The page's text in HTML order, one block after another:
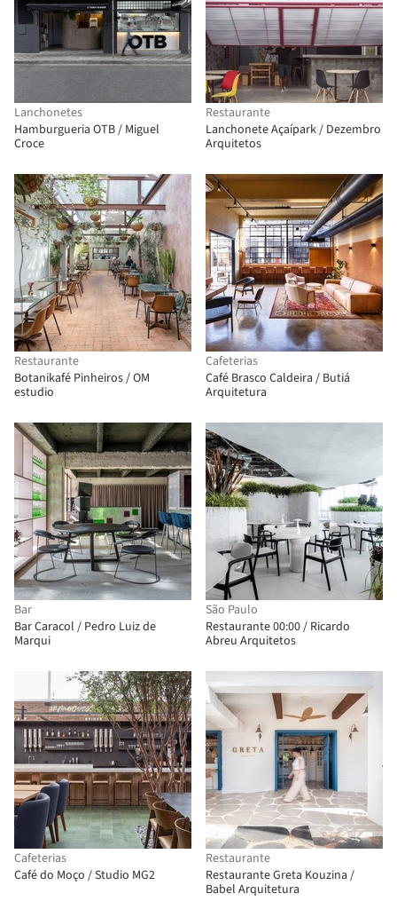
Lanchonetes
Hamburgueria OTB / Miguel
Croce
Restaurante
Lanchonete Açaípark / Dezembro
Arquitetos
Restaurante
Botanikafé Pinheiros / OM
estudio
Cafeterias
Café Brasco Caldeira / Butiá
Arquitetura
Bar
Bar Caracol / Pedro Luiz de
Marqui
São Paulo
Restaurante 00:00 / Ricardo
Abreu Arquitetos
Cafeterias
Café do Moço / Studio MG2
Restaurante
Restaurante Greta Kouzina /
Babel Arquitetura